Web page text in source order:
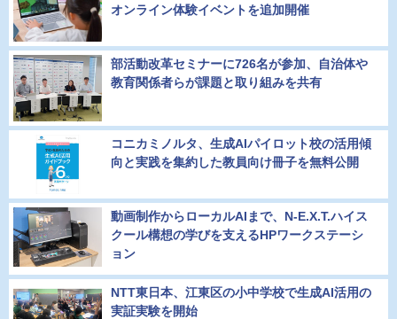
オンライン体験イベントを追加開催
部活動改革セミナーに726名が参加、自治体や
教育関係者らが課題と取り組みを共有
コニカミノルタ、生成AIパイロット校の活用傾
向と実践を集約した教員向け冊子を無料公開
動画制作からローカルAIまで、N-E.X.T.ハイス
クール構想の学びを支えるHPワークステーシ
ョン
NTT東日本、江東区の小中学校で生成AI活用の
実証実験を開始